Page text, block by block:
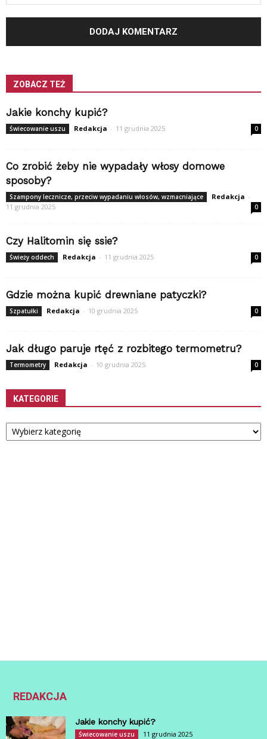
ZOBACZ TEŻ
Jakie konchy kupić?
Świecowanie uszu Redakcja - 11 grudnia 2025 0
Co zrobić żeby nie wypadały włosy domowe
sposoby?
Szampony lecznicze, przeciw wypadaniu włosów, wzmacniające Redakcja -
11 grudnia 2025
0
Czy Halitomin się ssie?
Świeży oddech Redakcja - 11 grudnia 2025 0
Gdzie można kupić drewniane patyczki?
Szpatułki Redakcja - 10 grudnia 2025 0
Jak długo paruje rtęć z rozbitego termometru?
Termometry Redakcja - 10 grudnia 2025 0
KATEGORIE
Kategorie
REDAKCJA
Jakie konchy kupić?
Świecowanie uszu 11 grudnia 2025